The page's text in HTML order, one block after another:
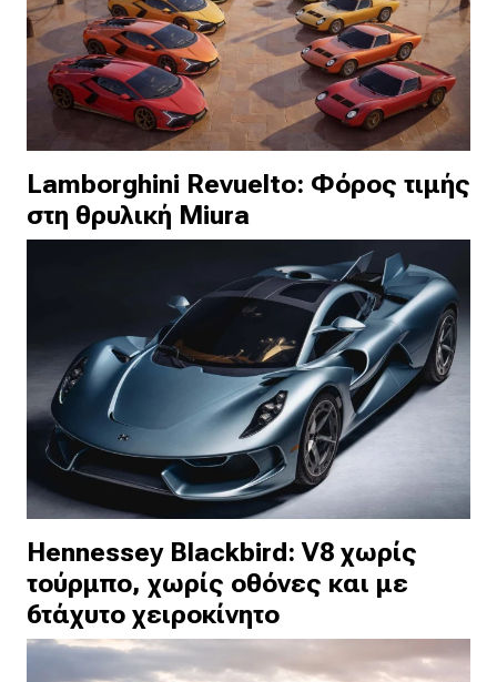
Lamborghini Revuelto: Φόρος τιμής
στη θρυλική Miura
Hennessey Blackbird: V8 χωρίς
τούρμπο, χωρίς οθόνες και με
6τάχυτο χειροκίνητο